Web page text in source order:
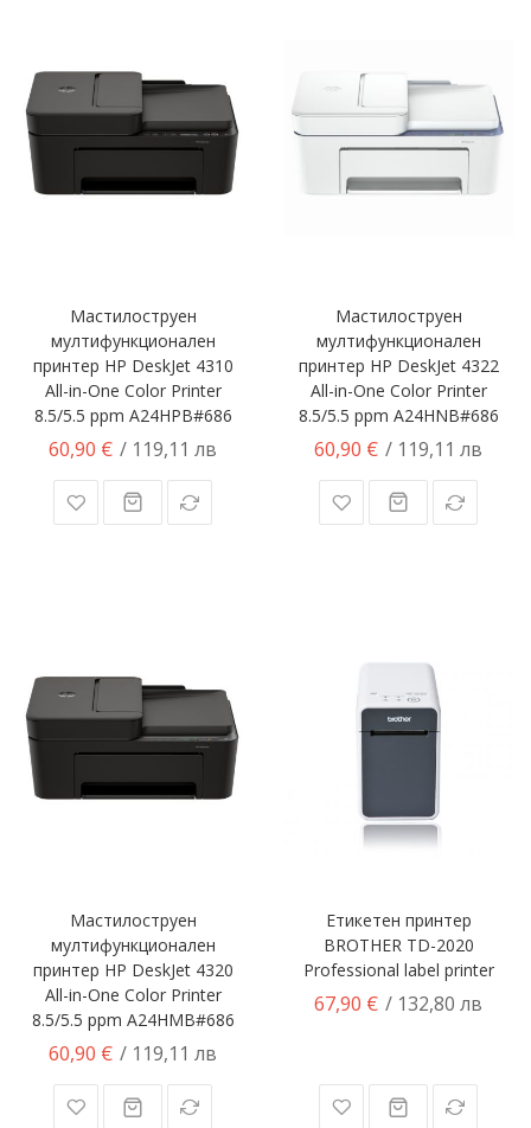
Мастилоструен
мултифункционален
принтер HP DeskJet 4310
All-in-One Color Printer
8.5/5.5 ppm A24HPB#686
60,90 € / 119,11 лв
Мастилоструен
мултифункционален
принтер HP DeskJet 4322
All-in-One Color Printer
8.5/5.5 ppm A24HNB#686
60,90 € / 119,11 лв
Мастилоструен
мултифункционален
принтер HP DeskJet 4320
All-in-One Color Printer
8.5/5.5 ppm A24HMB#686
60,90 € / 119,11 лв
Етикетен принтер
BROTHER TD-2020
Professional label printer
67,90 € / 132,80 лв